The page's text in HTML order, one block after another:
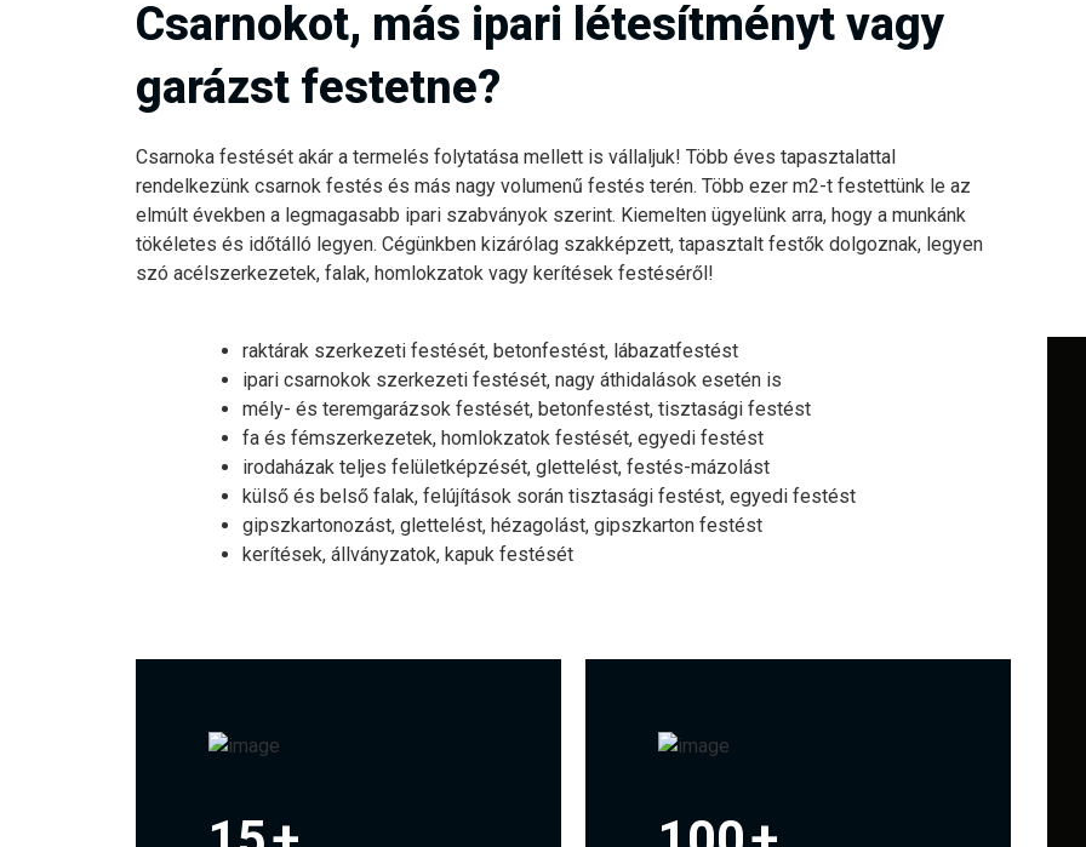
Csarnokot, más ipari létesítményt vagy
garázst festetne?
Csarnoka festését akár a termelés folytatása mellett is vállaljuk! Több éves tapasztalattal
rendelkezünk csarnok festés és más nagy volumenű festés terén. Több ezer m2-t festettünk le az
elmúlt években a legmagasabb ipari szabványok szerint. Kiemelten ügyelünk arra, hogy a munkánk
tökéletes és időtálló legyen. Cégünkben kizárólag szakképzett, tapasztalt festők dolgoznak, legyen
szó acélszerkezetek, falak, homlokzatok vagy kerítések festéséről!
raktárak szerkezeti festését, betonfestést, lábazatfestést
ipari csarnokok szerkezeti festését, nagy áthidalások esetén is
mély- és teremgarázsok festését, betonfestést, tisztasági festést
fa és fémszerkezetek, homlokzatok festését, egyedi festést
irodaházak teljes felületképzését, glettelést, festés-mázolást
külső és belső falak, felújítások során tisztasági festést, egyedi festést
gipszkartonozást, glettelést, hézagolást, gipszkarton festést
kerítések, állványzatok, kapuk festését